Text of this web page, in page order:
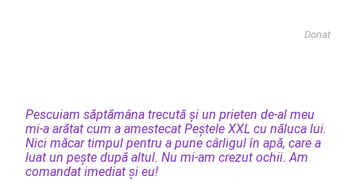
Donat
Pescuiam săptămâna trecută și un prieten de-al meu
mi-a arătat cum a amestecat Peștele XXL cu năluca lui.
Nici măcar timpul pentru a pune cârligul în apă, care a
luat un pește după altul. Nu mi-am crezut ochii. Am
comandat imediat și eu!